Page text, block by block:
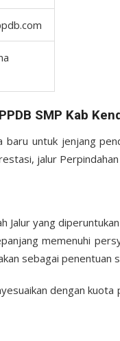
SMP Kab
untuk jenjang
jalur
Jalur yang
memenuhi
sebagai penentuan
dengan kuota